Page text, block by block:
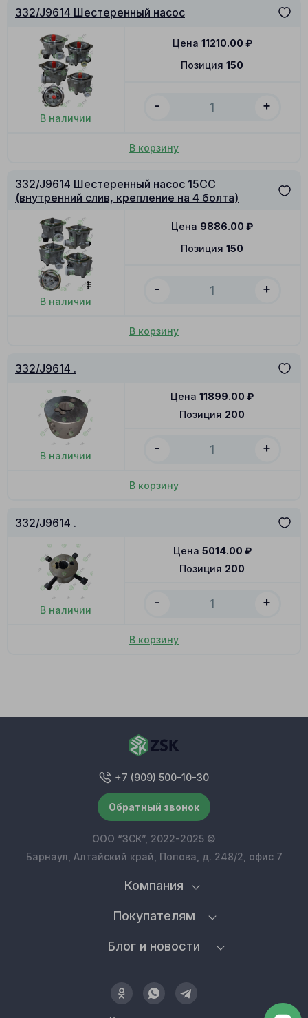
332/J9614 Шестеренный насос
В наличии
Позиция 150
Цена 11210.00 ₽
- +
В корзину
332/J9614 Шестеренный насос 15CC
(внутренний слив, крепление на 4 болта)
В наличии
Позиция 150
Цена 9886.00 ₽
- +
В корзину
332/J9614 .
В наличии
Позиция 200
Цена 11899.00 ₽
- +
В корзину
332/J9614 .
В наличии
Позиция 200
Цена 5014.00 ₽
- +
В корзину
Компания
Покупателям
Блог и новости
+7 (909) 500-10-30
Обратный звонок
ООО “ЗСК”, 2022-2025 ©
Барнаул, Алтайский край, Попова, д. 248/2, офис 7